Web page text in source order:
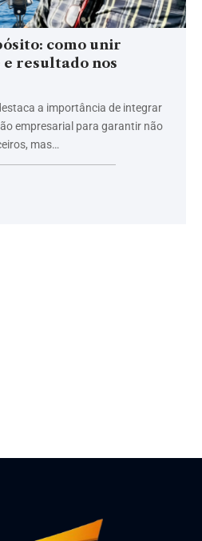
como unir
resultado nos
a importância de integrar
empresarial para garantir não
mas…